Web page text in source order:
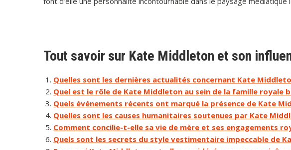
Tout savoir sur Kate Middleton et son
Quelles sont les dernières actualités concernant Kate
Quel est le rôle de Kate Middleton au sein de la famille royale
Quels événements récents ont marqué la présence de Kate
Quelles sont les causes humanitaires soutenues par Kate
Comment concilie-t-elle sa vie de mère et ses engagements
Quels sont les secrets du style vestimentaire impeccable de